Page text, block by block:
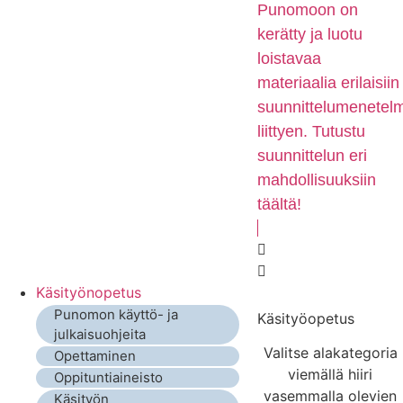
Punomoon on
kerätty ja luotu
loistavaa
materiaalia erilaisiin
liittyen. Tutustu
suunnittelun eri
mahdollisuuksiin
täältä!
Käsityönopetus
Punomon käyttö- ja
julkaisuohjeita
Opettaminen
Oppituntiaineisto
Käsityön
Käsityöopetus
Valitse alakategoria
viemällä hiiri
vasemmalla olevien